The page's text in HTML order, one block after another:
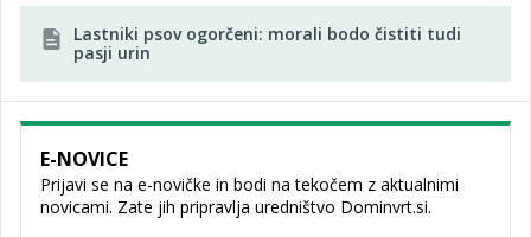
Lastniki psov ogorčeni: morali bodo čistiti tudi
pasji urin
E-NOVICE
Prijavi se na e-novičke in bodi na tekočem z aktualnimi
novicami. Zate jih pripravlja uredništvo Dominvrt.si.